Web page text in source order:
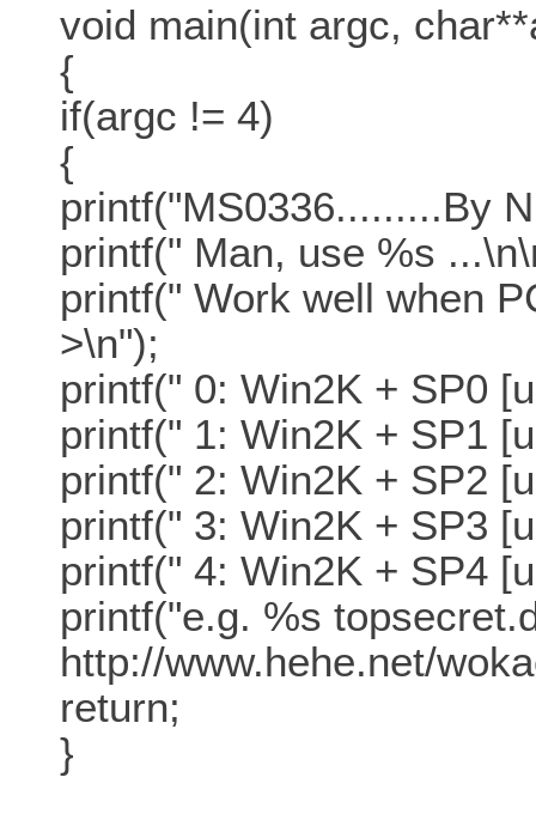
void main(int argc,
{
if(argc != 4)
{
printf("MS0336.........By
printf(" Man, use %s
printf(" Work well when
>\n");
printf(" 0: Win2K + SP0
printf(" 1: Win2K + SP1
printf(" 2: Win2K + SP2
printf(" 3: Win2K + SP3
printf(" 4: Win2K + SP4
printf("e.g. %s
http://www.hehe.net/
return;
}